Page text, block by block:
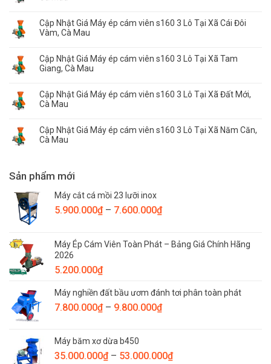
Cập Nhật Giá Máy ép cám viên s160 3 Lô Tại Xã Cái Đôi
Vàm, Cà Mau
Cập Nhật Giá Máy ép cám viên s160 3 Lô Tại Xã Tam
Giang, Cà Mau
Cập Nhật Giá Máy ép cám viên s160 3 Lô Tại Xã Đất Mới,
Cà Mau
Cập Nhật Giá Máy ép cám viên s160 3 Lô Tại Xã Năm Căn,
Cà Mau
Sản phẩm mới
Máy cắt cá mồi 23 lưỡi inox
5.900.000₫ – 7.600.000₫Khoảng
5.900.000₫
Máy Ép Cám Viên Toàn Phát – Bảng Giá Chính Hãng
2026
5.200.000₫
Máy nghiền đất bầu ươm đánh tơi phân toàn phát
7.800.000₫ – 9.800.000₫Khoảng
đến
Máy băm xơ dừa b450
35.000.000₫ – 53.000.000₫Khoảng